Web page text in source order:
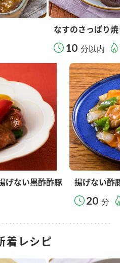
なすのさっぱり
10 分以内
げない黒酢酢豚 揚げない酢
20 分
着レシピ